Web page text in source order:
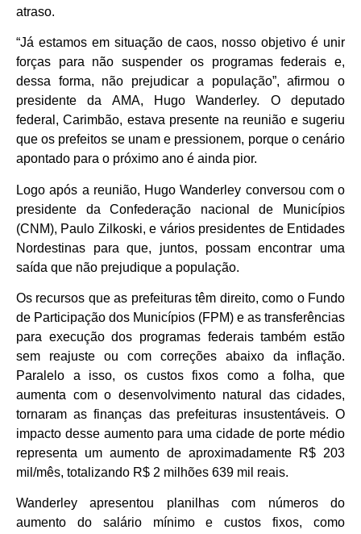
atraso.
“Já estamos em situação de caos, nosso objetivo é unir
forças para não suspender os programas federais e,
dessa forma, não prejudicar a população”, afirmou o
presidente da AMA, Hugo Wanderley. O deputado
federal, Carimbão, estava presente na reunião e sugeriu
que os prefeitos se unam e pressionem, porque o cenário
apontado para o próximo ano é ainda pior.
Logo após a reunião, Hugo Wanderley conversou com o
presidente da Confederação nacional de Municípios
(CNM), Paulo Zilkoski, e vários presidentes de Entidades
Nordestinas para que, juntos, possam encontrar uma
saída que não prejudique a população.
Os recursos que as prefeituras têm direito, como o Fundo
de Participação dos Municípios (FPM) e as transferências
para execução dos programas federais também estão
sem reajuste ou com correções abaixo da inflação.
Paralelo a isso, os custos fixos como a folha, que
aumenta com o desenvolvimento natural das cidades,
tornaram as finanças das prefeituras insustentáveis. O
impacto desse aumento para uma cidade de porte médio
representa um aumento de aproximadamente R$ 203
mil/mês, totalizando R$ 2 milhões 639 mil reais.
Wanderley apresentou planilhas com números do
aumento do salário mínimo e custos fixos, como